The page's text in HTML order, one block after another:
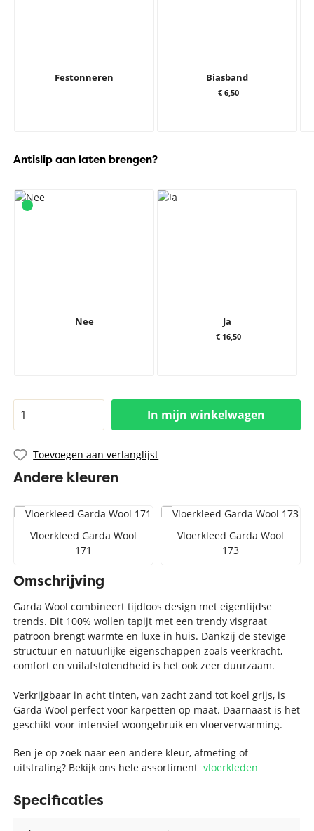
Festonneren Biasband
€ 6,50
Antislip aan laten brengen?
Nee Ja
€ 16,50
In mijn winkelwagen
Toevoegen aan verlanglijst
Andere kleuren
Vloerkleed Garda Wool
171
Vloerkleed Garda Wool
173
Omschrijving
Garda Wool combineert tijdloos design met eigentijdse
trends. Dit 100% wollen tapijt met een trendy visgraat
patroon brengt warmte en luxe in huis. Dankzij de stevige
structuur en natuurlijke eigenschappen zoals veerkracht,
comfort en vuilafstotendheid is het ook zeer duurzaam.
Verkrijgbaar in acht tinten, van zacht zand tot koel grijs, is
Garda Wool perfect voor karpetten op maat. Daarnaast is het
geschikt voor intensief woongebruik en vloerverwarming.
Ben je op zoek naar een andere kleur, afmeting of
uitstraling? Bekijk ons hele assortimentvloerkleden
Specificaties